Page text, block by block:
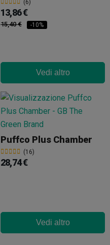
(6)
13,86 €
15,40 € -10%
Vedi altro
Puffco Plus Chamber
(16)
28,74 €
Vedi altro